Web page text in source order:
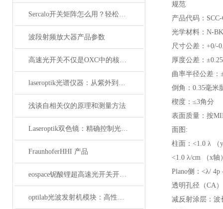
Sercalo开关矩阵怎么用？轻松实现光路智能切换
波段射频放大器产品参数
高速光开关不仅是OXC中的核心器件，它还广泛应用于这些领域
laseroptik光谱仪器：从紫外到红外的精密光学测量解决方案
浅谈自相关仪的原理和测量方法
Laseroptik双色镜：精确控制光的波长与功率
FraunhoferHHI 产品
eospace铌酸锂超高速光开关开启通信新时代
optilab光波发射机模块：高性能通信的核心组件
规范
产品代码：SCC-
光学材料：N-
尺寸公差：+0/-
厚度公差：
曲率半径公差：
倒角：0.35毫米
楔度：≤3角分
表面质量：按
面图:
柱面：<1.0 λ （
<1.0 λ/cm （x轴
Plano侧：<λ/ 4p
透明孔径（CA
减反射涂层：